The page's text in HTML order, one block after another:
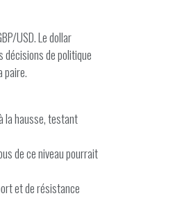
USD. Le dollar
de politique
paire.
la hausse, testant
de ce niveau pourrait
et de résistance